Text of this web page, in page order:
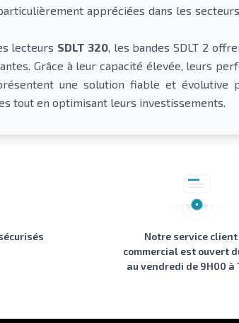
appréciées dans les
lecteurs SDLT 320, les bandes SDLT 2
Grâce à leur capacité élevée, leurs
une solution fiable et évolutive
tout en optimisant leurs investissements.
Notre service
commercial est ouvert
au vendredi de 9H00 à